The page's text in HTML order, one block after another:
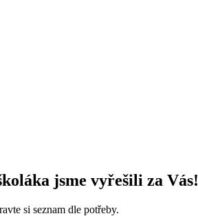
jsme vyřešili za Vás!
si seznam dle potřeby.